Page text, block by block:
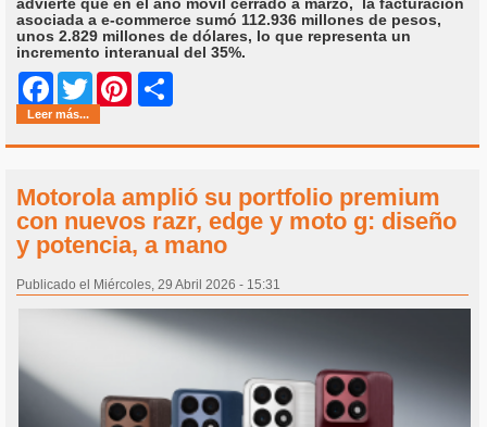
asociada a e-commerce sumó 112.936 millones de pesos,
unos 2.829 millones de dólares, lo que representa un
incremento interanual del 35%.
Facebook
Twitter Pinterest
Leer más...
Motorola amplió su portfolio premium
con nuevos razr, edge y moto g: diseño
y potencia, a mano
Publicado el Miércoles, 29 Abril 2026 - 15:31